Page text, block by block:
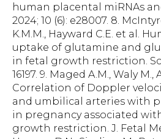
human placental miRNAs
2024; 10 (6): e28007. 8.
K.M.M., Hayward C.E. et al.
uptake of glutamine and
in fetal growth restriction. Sci.
16197. 9. Maged A.M., Waly
Correlation of Doppler
and umbilical arteries with
in pregnancy associated
growth restriction. J. Fetal